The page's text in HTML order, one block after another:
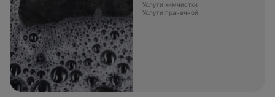
Услуги химчистки
Услуги прачечной